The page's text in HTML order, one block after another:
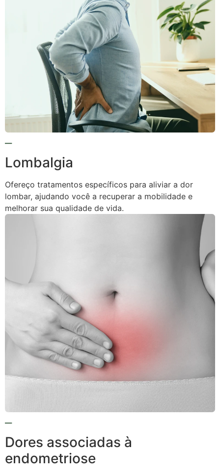
Lombalgia
Ofereço tratamentos específicos para aliviar a dor
lombar, ajudando você a recuperar a mobilidade e
melhorar sua qualidade de vida.
Dores associadas à
endometriose